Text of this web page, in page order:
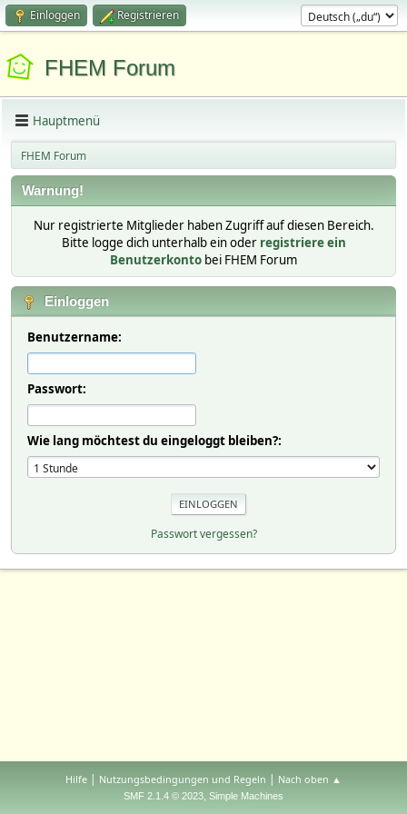
Einloggen Registrieren
FHEM Forum
Hauptmenü
FHEM Forum
Warnung!
Nur registrierte Mitglieder haben Zugriff auf diesen Bereich.
Bitte logge dich unterhalb ein oder registriere ein
Benutzerkonto bei FHEM Forum
Einloggen
Benutzername:
Passwort:
Wie lang möchtest du eingeloggt bleiben?:
Passwort vergessen?
Hilfe | Nutzungsbedingungen und Regeln | Nach oben ▲
SMF 2.1.4 © 2023, Simple Machines